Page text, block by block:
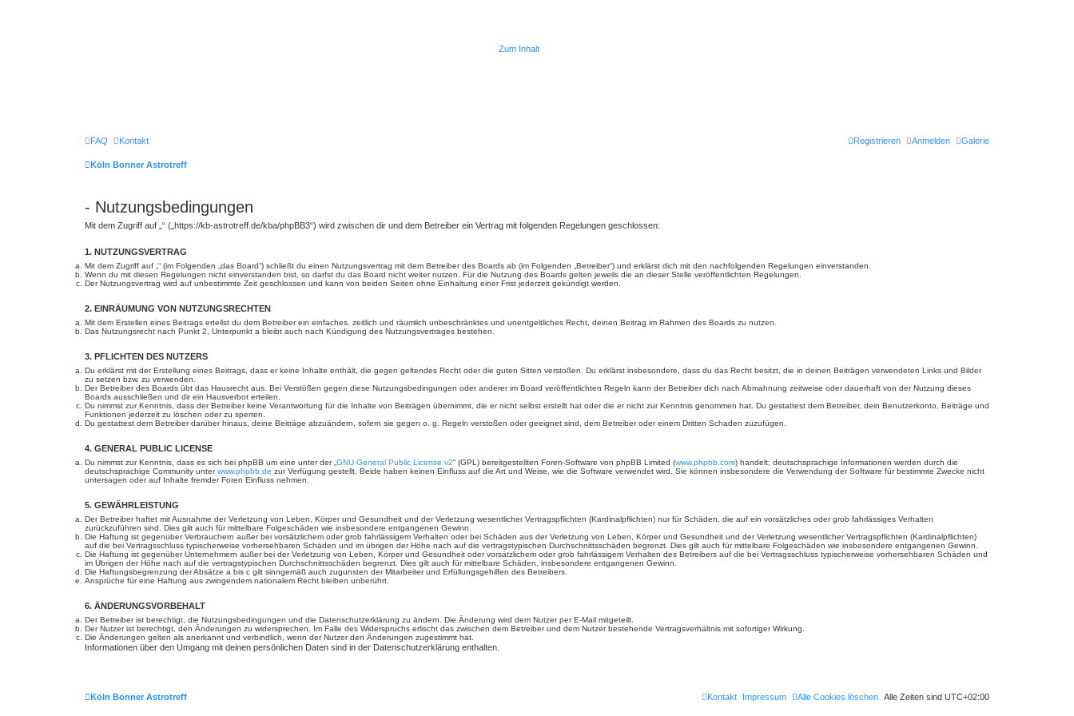
Zum Inhalt
Galerie
FAQ Kontakt Anmelden
Registrieren
Köln Bonner Astrotreff
- Nutzungsbedingungen
Mit dem Zugriff auf „“ („https://kb-astrotreff.de/kba/phpBB3“) wird zwischen dir und dem Betreiber ein Vertrag mit folgenden Regelungen geschlossen:
1. NUTZUNGSVERTRAG
Mit dem Zugriff auf „“ (im Folgenden „das Board“) schließt du einen Nutzungsvertrag mit dem Betreiber des Boards ab (im Folgenden „Betreiber“) und erklärst dich mit den nachfolgenden Regelungen einverstanden.
Wenn du mit diesen Regelungen nicht einverstanden bist, so darfst du das Board nicht weiter nutzen. Für die Nutzung des Boards gelten jeweils die an dieser Stelle veröffentlichten Regelungen.
Der Nutzungsvertrag wird auf unbestimmte Zeit geschlossen und kann von beiden Seiten ohne Einhaltung einer Frist jederzeit gekündigt werden.
2. EINRÄUMUNG VON NUTZUNGSRECHTEN
Mit dem Erstellen eines Beitrags erteilst du dem Betreiber ein einfaches, zeitlich und räumlich unbeschränktes und unentgeltliches Recht, deinen Beitrag im Rahmen des Boards zu nutzen.
Das Nutzungsrecht nach Punkt 2, Unterpunkt a bleibt auch nach Kündigung des Nutzungsvertrages bestehen.
3. PFLICHTEN DES NUTZERS
Du erklärst mit der Erstellung eines Beitrags, dass er keine Inhalte enthält, die gegen geltendes Recht oder die guten Sitten verstoßen. Du erklärst insbesondere, dass du das Recht besitzt, die in deinen Beiträgen verwendeten Links und Bilder
zu setzen bzw. zu verwenden.
Der Betreiber des Boards übt das Hausrecht aus. Bei Verstößen gegen diese Nutzungsbedingungen oder anderer im Board veröffentlichten Regeln kann der Betreiber dich nach Abmahnung zeitweise oder dauerhaft von der Nutzung dieses
Boards ausschließen und dir ein Hausverbot erteilen.
Du nimmst zur Kenntnis, dass der Betreiber keine Verantwortung für die Inhalte von Beiträgen übernimmt, die er nicht selbst erstellt hat oder die er nicht zur Kenntnis genommen hat. Du gestattest dem Betreiber, dein Benutzerkonto, Beiträge und
Funktionen jederzeit zu löschen oder zu sperren.
Du gestattest dem Betreiber darüber hinaus, deine Beiträge abzuändern, sofern sie gegen o. g. Regeln verstoßen oder geeignet sind, dem Betreiber oder einem Dritten Schaden zuzufügen.
4. GENERAL PUBLIC LICENSE
Du nimmst zur Kenntnis, dass es sich bei phpBB um eine unter der „ GNU General Public License v2“ (GPL) bereitgestellten Foren-Software von phpBB Limited (www.phpbb.com) handelt; deutschsprachige Informationen werden durch die
deutschsprachige Community unterwww.phpbb.de zur Verfügung gestellt. Beide haben keinen Einfluss auf die Art und Weise, wie die Software verwendet wird. Sie können insbesondere die Verwendung der Software für bestimmte Zwecke nicht
untersagen oder auf Inhalte fremder Foren Einfluss nehmen.
5. GEWÄHRLEISTUNG
Der Betreiber haftet mit Ausnahme der Verletzung von Leben, Körper und Gesundheit und der Verletzung wesentlicher Vertragspflichten (Kardinalpflichten) nur für Schäden, die auf ein vorsätzliches oder grob fahrlässiges Verhalten
zurückzuführen sind. Dies gilt auch für mittelbare Folgeschäden wie insbesondere entgangenen Gewinn.
Die Haftung ist gegenüber Verbrauchern außer bei vorsätzlichem oder grob fahrlässigem Verhalten oder bei Schäden aus der Verletzung von Leben, Körper und Gesundheit und der Verletzung wesentlicher Vertragspflichten (Kardinalpflichten)
auf die bei Vertragsschluss typischerweise vorhersehbaren Schäden und im übrigen der Höhe nach auf die vertragstypischen Durchschnittsschäden begrenzt. Dies gilt auch für mittelbare Folgeschäden wie insbesondere entgangenen Gewinn.
Die Haftung ist gegenüber Unternehmern außer bei der Verletzung von Leben, Körper und Gesundheit oder vorsätzlichem oder grob fahrlässigem Verhalten des Betreibers auf die bei Vertragsschluss typischerweise vorhersehbaren Schäden und
im Übrigen der Höhe nach auf die vertragstypischen Durchschnittsschäden begrenzt. Dies gilt auch für mittelbare Schäden, insbesondere entgangenen Gewinn.
Die Haftungsbegrenzung der Absätze a bis c gilt sinngemäß auch zugunsten der Mitarbeiter und Erfüllungsgehilfen des Betreibers.
Ansprüche für eine Haftung aus zwingendem nationalem Recht bleiben unberührt.
6. ÄNDERUNGSVORBEHALT
Der Betreiber ist berechtigt, die Nutzungsbedingungen und die Datenschutzerklärung zu ändern. Die Änderung wird dem Nutzer per E-Mail mitgeteilt.
Der Nutzer ist berechtigt, den Änderungen zu widersprechen. Im Falle des Widerspruchs erlischt das zwischen dem Betreiber und dem Nutzer bestehende Vertragsverhältnis mit sofortiger Wirkung.
Die Änderungen gelten als anerkannt und verbindlich, wenn der Nutzer den Änderungen zugestimmt hat.
Informationen über den Umgang mit deinen persönlichen Daten sind in der Datenschutzerklärung enthalten.
Köln Bonner Astrotreff Alle Zeiten sind UTC+02:00
Alle Cookies löschen
Impressum
Kontakt